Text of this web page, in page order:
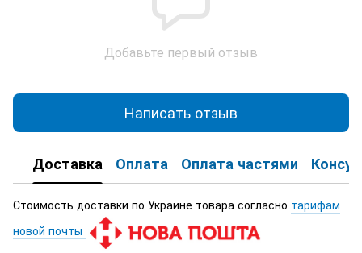
Добавьте первый отзыв
Написать отзыв
Доставка Оплата Оплата частями
Стоимость доставки по Украине товара согласно тарифам
новой почты